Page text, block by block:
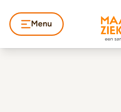
Menu